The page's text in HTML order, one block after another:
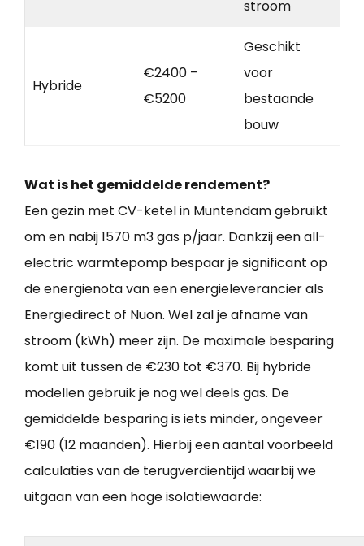
stroom
Hybride
€2400 –
€5200
Geschikt
voor
bestaande
bouw
Wat is het gemiddelde rendement?
Een gezin met CV-ketel in Muntendam gebruikt
om en nabij 1570 m3 gas p/jaar. Dankzij een all-
electric warmtepomp bespaar je significant op
de energienota van een energieleverancier als
Energiedirect of Nuon. Wel zal je afname van
stroom (kWh) meer zijn. De maximale besparing
komt uit tussen de €230 tot €370. Bij hybride
modellen gebruik je nog wel deels gas. De
gemiddelde besparing is iets minder, ongeveer
€190 (12 maanden). Hierbij een aantal voorbeeld
calculaties van de terugverdientijd waarbij we
uitgaan van een hoge isolatiewaarde: